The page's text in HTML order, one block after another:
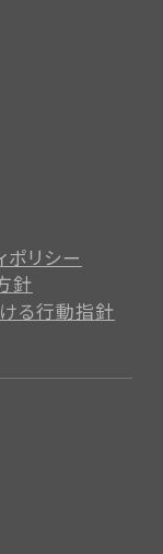
ポリシー
針
る行動指針